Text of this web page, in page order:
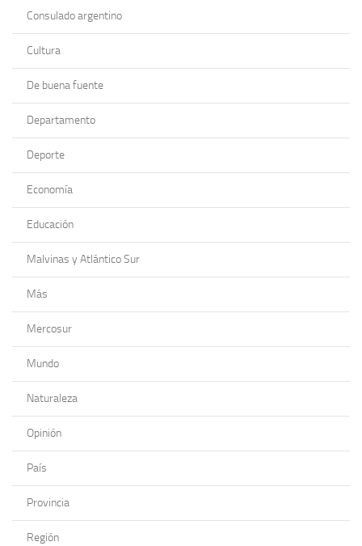
Consulado argentino
Cultura
De buena fuente
Departamento
Deporte
Economía
Educación
Malvinas y Atlántico Sur
Más
Mercosur
Mundo
Naturaleza
Opinión
País
Provincia
Región